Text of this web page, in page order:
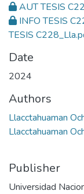
AUT TESIS
INFO TESIS
TESIS
Date
2024
Authors
Llacctahuaman
Llacctahuaman
Publisher
Universidad